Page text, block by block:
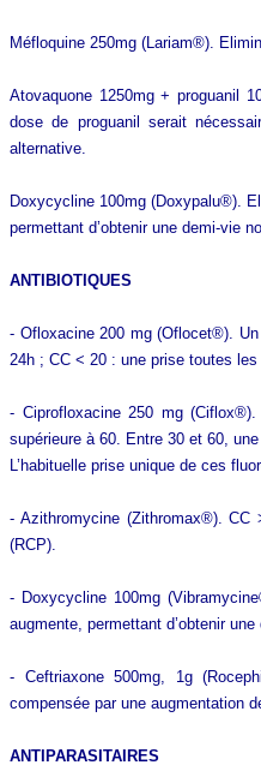
Méfloquine 250mg (Lariam®).
Atovaquone 1250mg + proguanil
dose de proguanil serait
alternative.
Doxycycline 100mg (Doxypalu®).
permettant d’obtenir une demi-vie
ANTIBIOTIQUES
- Ofloxacine 200 mg (Oflocet®).
24h ; CC < 20 : une prise toutes les
- Ciprofloxacine 250 mg
supérieure à 60. Entre 30 et 60,
L’habituelle prise unique de ces
- Azithromycine (Zithromax®). CC
(RCP).
- Doxycycline 100mg
augmente, permettant d’obtenir
- Ceftriaxone 500mg, 1g
compensée par une augmentation
ANTIPARASITAIRES